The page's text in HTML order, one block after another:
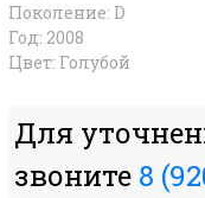
Поколение: D
Год: 2008
Цвет: Голубой
Для
звоните 8